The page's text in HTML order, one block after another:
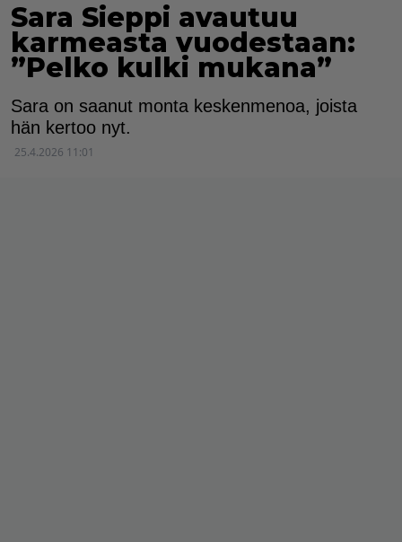
Sara Sieppi avautuu
karmeasta vuodestaan:
”Pelko kulki mukana”
Sara on saanut monta keskenmenoa, joista
hän kertoo nyt.
25.4.2026 11:01